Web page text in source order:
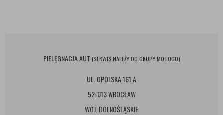
PIELĘGNACJA AUT (SERWIS NALEŻY DO GRUPY MOTOGO)
UL. OPOLSKA 161 A
52-013 WROCŁAW
WOJ. DOLNOŚLĄSKIE